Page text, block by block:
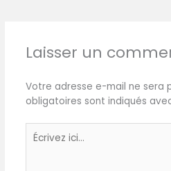
Laisser un
Votre adresse e-mail ne sera
obligatoires sont indiqués
Écrivez
ici…